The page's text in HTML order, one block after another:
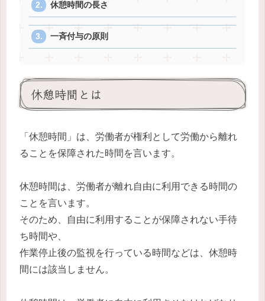
休憩時間の長さ
一斉付与の原則
休憩時間とは
「休憩時間」は、労働者が権利として労働から離れ
ることを保障された時間を言います。
休憩時間は、労働者が離れ自由に利用できる時間の
ことを言います。
そのため、自由に利用することが保障されない手待
ち時間や、
作業停止後の監視を行っている時間などは、休憩時
間には該当しません。